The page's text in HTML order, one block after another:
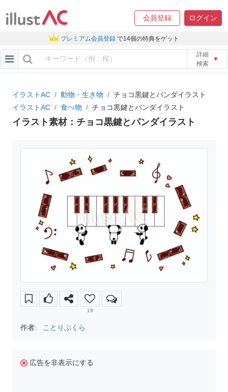
会員登録 ログイン
プレミアム会員登録 で14個の特典をゲット
詳細
検索
▼
イラストAC 動物・生き物
チョコ黒鍵とパンダイラスト
イラストAC
食べ物 チョコ黒鍵とパンダイラスト
イラスト素材：チョコ黒鍵とパンダイラスト
19
作者: ことりぷくら
広告を非表示にする